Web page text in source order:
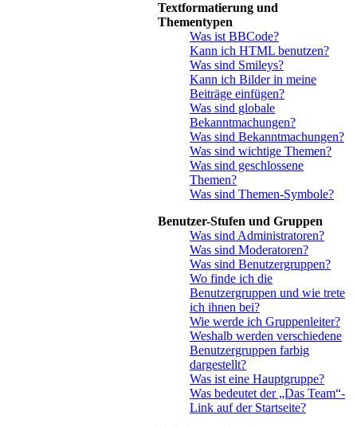
Textformatierung und
Thementypen
Was ist BBCode?
Kann ich HTML benutzen?
Was sind Smileys?
Kann ich Bilder in meine
Beiträge einfügen?
Was sind globale
Bekanntmachungen?
Was sind Bekanntmachungen?
Was sind wichtige Themen?
Was sind geschlossene
Themen?
Was sind Themen-Symbole?
Benutzer-Stufen und Gruppen
Was sind Administratoren?
Was sind Moderatoren?
Was sind Benutzergruppen?
Wo finde ich die
Benutzergruppen und wie trete
ich ihnen bei?
Wie werde ich Gruppenleiter?
Weshalb werden verschiedene
Benutzergruppen farbig
dargestellt?
Was ist eine Hauptgruppe?
Was bedeutet der „Das Team“-
Link auf der Startseite?